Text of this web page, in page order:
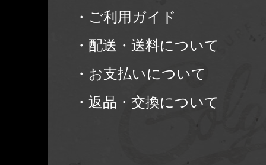
・ご利用ガイド
・配送・送料について
・お支払いについて
・返品・交換について